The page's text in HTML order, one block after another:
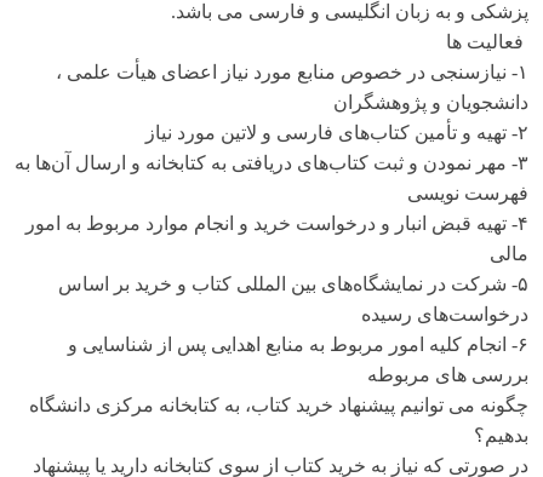
پزشکی و به زبان انگلیسی و فارسی می باشد.
فعالیت ها
۱- نیازسنجی در خصوص منابع مورد نیاز اعضای هیأت علمی ،
دانشجویان و پژوهشگران
۲- تهیه و تأمین کتاب‌های فارسی و لاتین مورد نیاز
۳- مهر نمودن و ثبت کتاب‌های دریافتی به کتابخانه و ارسال آن‌ها به
فهرست نویسی
۴- تهیه قبض انبار و درخواست خرید و انجام موارد مربوط به امور
مالی
۵- شرکت در نمایشگاه‌های بین المللی کتاب و خرید بر اساس
درخواست‌های رسیده
۶- انجام کلیه امور مربوط به منابع اهدایی پس از شناسایی و
بررسی های مربوطه
چگونه می توانیم پیشنهاد خرید کتاب، به کتابخانه مرکزی دانشگاه
بدهیم؟
در صورتی که نیاز به خرید کتاب از سوی کتابخانه دارید یا پیشنهاد